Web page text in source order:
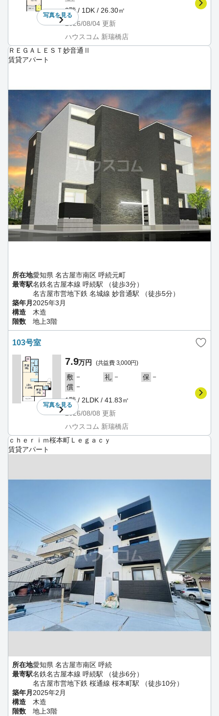
写真を見る
3階 / 1DK / 26.30㎡
2026/08/04 更新
ハウスコム 新瑞橋店
ＲＥＧＡＬＥＳＴ妙音通Ⅱ
賃貸アパート
所在地愛知県 名古屋市南区 呼続元町
最寄駅名鉄名古屋本線 呼続駅 （徒歩3分）
名古屋市営地下鉄 名城線 妙音通駅 （徒歩5分）
築年月 2025年3月
構造
木造
階数
地上3階
103号室
写真を見る
7.9万円 (共益費 3,000円)
敷 － 礼 － 保 －
償 －
1階 / 2LDK / 41.83㎡
2026/08/08 更新
ハウスコム 新瑞橋店
ｃｈｅｒｉｍ桜本町Ｌｅｇａｃｙ
賃貸アパート
所在地愛知県 名古屋市南区 呼続
最寄駅名鉄名古屋本線 呼続駅 （徒歩6分）
名古屋市営地下鉄 桜通線 桜本町駅 （徒歩10分）
築年月 2025年2月
構造
木造
階数
地上3階